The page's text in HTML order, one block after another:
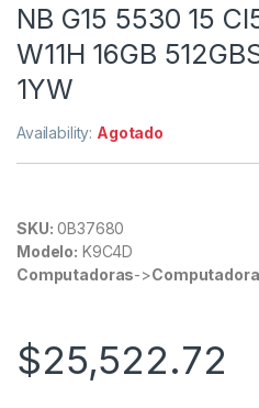
NB G15 5530 15
W11H 16GB
1YW
Availability: Agotado
SKU: 0B37680
Modelo: K9C4D
Computadoras->
$25,522.72